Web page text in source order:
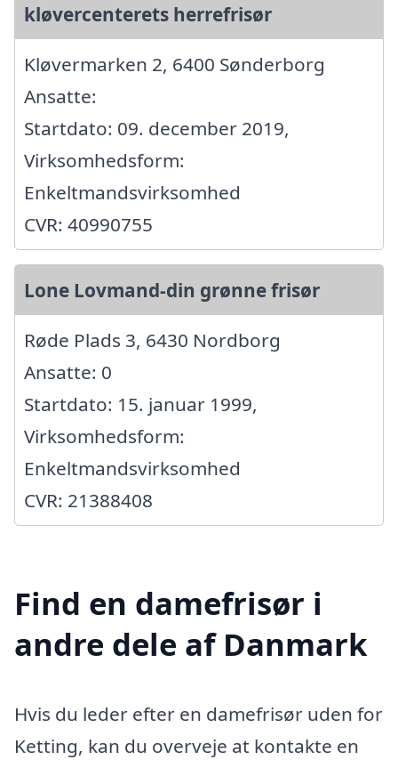
kløvercenterets herrefrisør
Kløvermarken 2, 6400 Sønderborg
Ansatte:
Startdato: 09. december 2019,
Virksomhedsform:
Enkeltmandsvirksomhed
CVR: 40990755
Lone Lovmand-din grønne frisør
Røde Plads 3, 6430 Nordborg
Ansatte: 0
Startdato: 15. januar 1999,
Virksomhedsform:
Enkeltmandsvirksomhed
CVR: 21388408
Find en damefrisør i
andre dele af Danmark
Hvis du leder efter en damefrisør uden for
Ketting, kan du overveje at kontakte en